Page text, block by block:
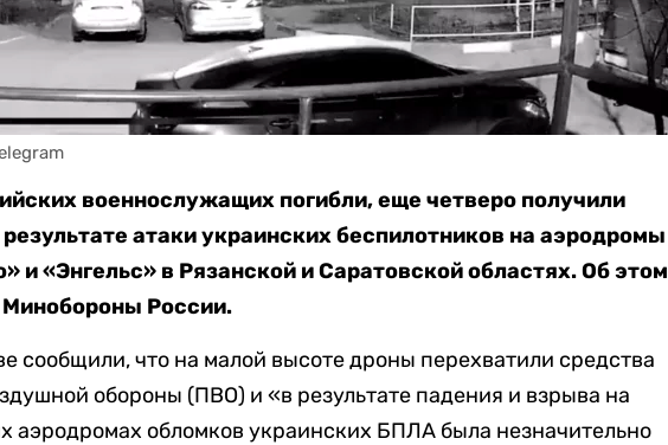
военнослужащих погибли, еще четверо получили
атаки украинских беспилотников на аэродромы
и «Энгельс» в Рязанской и Саратовской областях. Об этом
Минобороны России.
сообщили, что на малой высоте дроны перехватили средства
обороны (ПВО) и «в результате падения и взрыва на
аэродромах обломков украинских БПЛА была незначительно